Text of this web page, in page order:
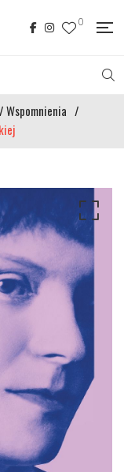
0
Wspomnienia /